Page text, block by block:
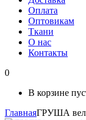
Оплата
Оптовикам
Ткани
О нас
Контакты
0
В корзине
ГлавнаяГРУША